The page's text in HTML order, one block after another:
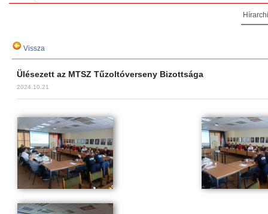
Vissza
Ülésezett az MTSZ Tűzoltóverseny Bizottsága
2024.10.21